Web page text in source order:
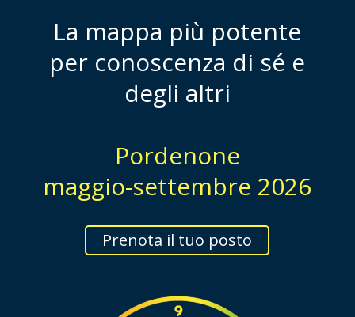
La mappa più potente
per conoscenza di sé e
degli altri
Pordenone
maggio-settembre 2026
Prenota il tuo posto